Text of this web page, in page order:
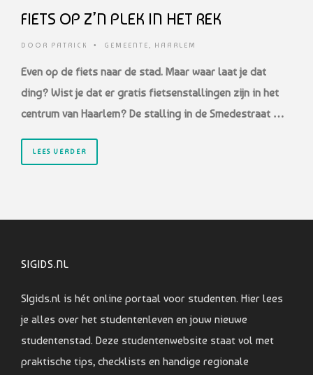
FIETS OP Z’N PLEK IN HET REK
DOOR PATRICK • GEMEENTE, HAARLEM
Even op de fiets naar de stad. Maar waar laat je dat
ding? Wist je dat er gratis fietsenstallingen zijn in het
centrum van Haarlem? De stalling in de Smedestraat …
LEES VERDER
SIGIDS.NL
SIgids.nl is hét online portaal voor studenten. Hier lees
je alles over het studentenleven en jouw nieuwe
studentenstad. Deze studentenwebsite staat vol met
praktische tips, checklists en handige regionale